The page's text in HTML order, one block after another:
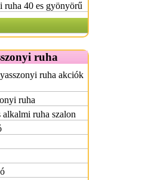
ruha 40 es gyönyörű
ruha
ruha akciók
ruha
alkalmi ruha szalon